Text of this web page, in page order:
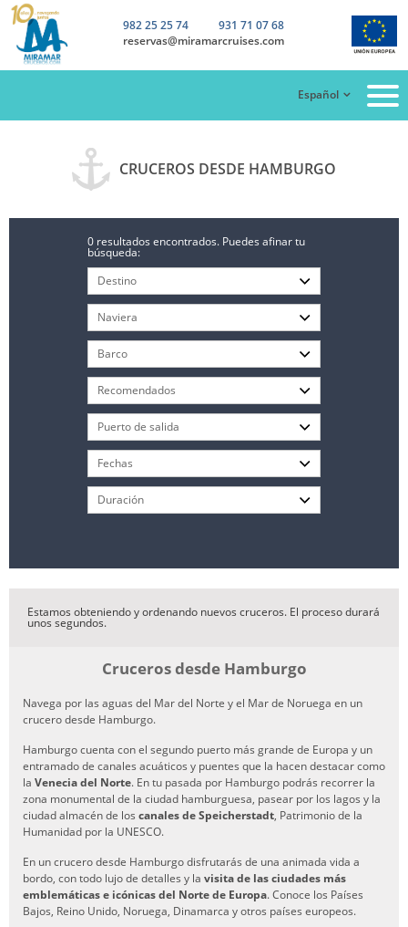
982 25 25 74
931 71 07 68
reservas@miramarcruises.com
Español
CRUCEROS DESDE HAMBURGO
0 resultados encontrados. Puedes afinar tu
búsqueda:
Estamos obteniendo y ordenando nuevos cruceros. El proceso durará
unos segundos.
Cruceros desde Hamburgo
Navega por las aguas del Mar del Norte y el Mar de Noruega en un
crucero desde Hamburgo.
Hamburgo cuenta con el segundo puerto más grande de Europa y un
entramado de canales acuáticos y puentes que la hacen destacar como
la Venecia del Norte. En tu pasada por Hamburgo podrás recorrer la
zona monumental de la ciudad hamburguesa, pasear por los lagos y la
ciudad almacén de los canales de Speicherstadt, Patrimonio de la
Humanidad por la UNESCO.
En un crucero desde Hamburgo disfrutarás de una animada vida a
bordo, con todo lujo de detalles y la visita de las ciudades más
emblemáticas e icónicas del Norte de Europa. Conoce los Países
Bajos, Reino Unido, Noruega, Dinamarca y otros países europeos.